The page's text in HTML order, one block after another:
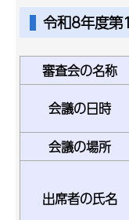
令和8年度第
審査会の名称
会議の日時
会議の場所
出席者の氏名